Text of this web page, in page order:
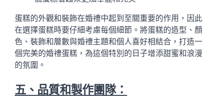
蛋糕的外觀和裝飾在婚禮中起到至關重要的作用，因此
在選擇蛋糕時要仔細考慮每個細節。將蛋糕的造型、顏
色、裝飾和層數與婚禮主題和個人喜好相結合，打造一
個完美的婚禮蛋糕，為這個特別的日子增添甜蜜和浪漫
的氛圍。
五、品質和製作團隊：